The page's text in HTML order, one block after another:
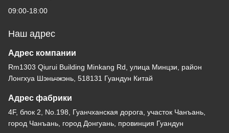
09:00-18:00
Наш адрес
Адрес компании
Rm1303 Qiurui Building Minkang Rd, улица Минцзи, район
Лонгхуа Шэньчжэнь, 518131 Гуандун Китай
Адрес фабрики
4F, блок 2, No.198, Гуанчханская дорога, участок Чанъань,
город Чанъань, город Донгуань, провинция Гуандун